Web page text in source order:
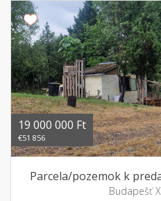
19 000 000 Ft
€51 856
Parcela/pozemok k
Budapešť